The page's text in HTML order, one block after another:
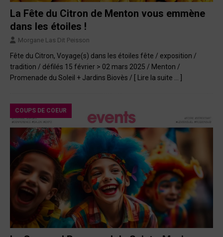
La Fête du Citron de Menton vous emmène
dans les étoiles !
Morgane Las Dit Peisson
Fête du Citron, Voyage(s) dans les étoiles fête / exposition /
tradition / défilés 15 février > 02 mars 2025 / Menton /
Promenade du Soleil + Jardins Biovès / [ Lire la suite … ]
COUPS DE COEUR